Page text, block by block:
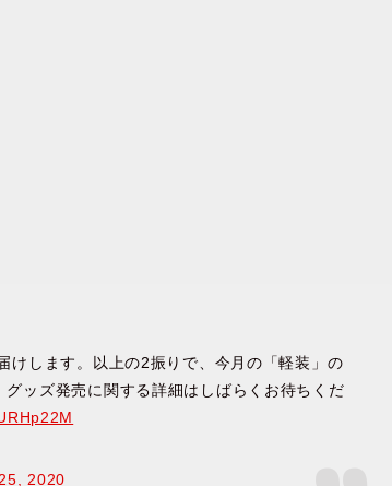
けします。以上の2振りで、今月の「軽装」の
ッズ発売に関する詳細はしばらくお待ちくだ
2020